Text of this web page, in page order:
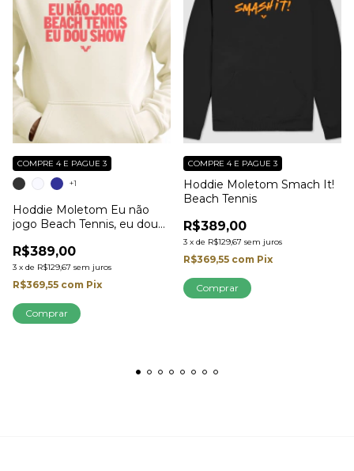
Hoddie Moletom Eu não
jogo Beach Tennis, eu dou
R$389,00
3 x de R$129,67 sem juros
COMPRE 4 E PAGUE 3
R$369,55 com Pix
+1
Comprar
Hoddie Moletom Smach It!
Beach Tennis
R$389,00
3 x de R$129,67 sem juros
COMPRE 4 E PAGUE 3
R$369,55 com Pix
Comprar